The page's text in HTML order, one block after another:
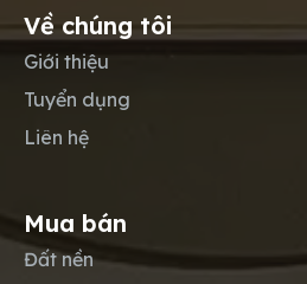
Về chúng tôi
Giới thiệu
Tuyển dụng
Liên hệ
Mua bán
Đất nền